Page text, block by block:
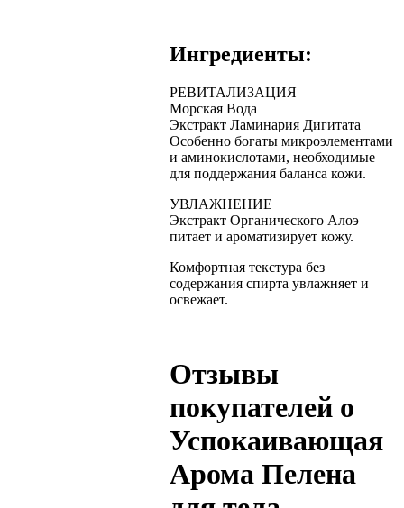
Ингредиенты:
РЕВИТАЛИЗАЦИЯ
Морская Вода
Экстракт Ламинария Дигитата
Особенно богаты микроэлементами
и аминокислотами, необходимые
для поддержания баланса кожи.
УВЛАЖНЕНИЕ
Экстракт Органического Алоэ
питает и ароматизирует кожу.
Комфортная текстура без
содержания спирта увлажняет и
освежает.
Отзывы
покупателей о
Успокаивающая
Арома Пелена